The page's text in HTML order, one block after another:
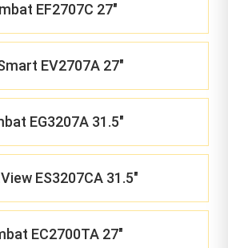
EF2707C 27"
EV2707A 27"
EG3207A 31.5"
ES3207CA 31.5"
EC2700TA 27"